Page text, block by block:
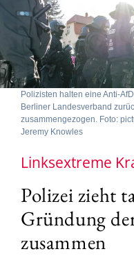
Polizisten halten eine Anti-
Berliner Landesverband
zusammengezogen. Foto:
Jeremy Knowles
Linksextreme
Polizei zieht
Gründung
zusammen